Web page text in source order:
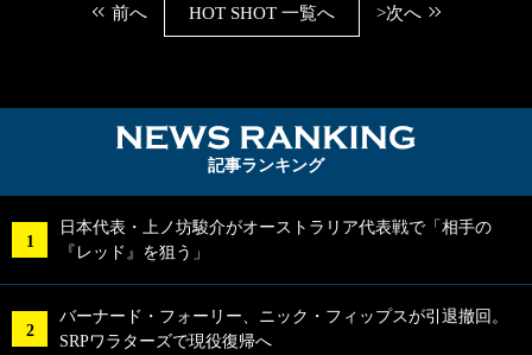
前へ HOT SHOT 一覧へ >次へ
記事ランキング
日本代表・上ノ坊駿介がオーストラリア代表戦で「相手の
『レッド』を狙う」
バーナード・フォーリー、ニック・フィップスが引退撤回。
SRPワラターズで現役復帰へ